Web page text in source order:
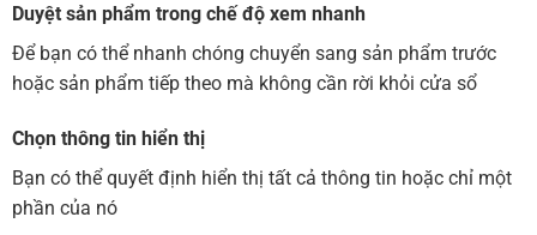
Duyệt sản phẩm trong chế độ xem nhanh
Để bạn có thể nhanh chóng chuyển sang sản phẩm trước
hoặc sản phẩm tiếp theo mà không cần rời khỏi cửa sổ
Chọn thông tin hiển thị
Bạn có thể quyết định hiển thị tất cả thông tin hoặc chỉ một
phần của nó